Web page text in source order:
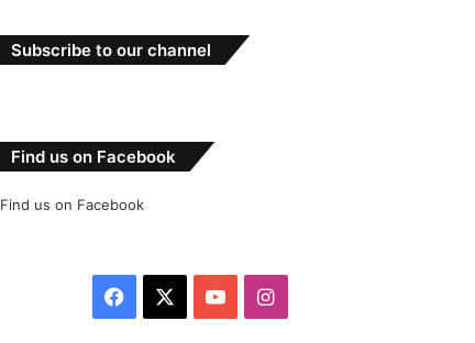
Subscribe to our channel
Find us on Facebook
Find us on Facebook
Facebook YouTubeInstagram